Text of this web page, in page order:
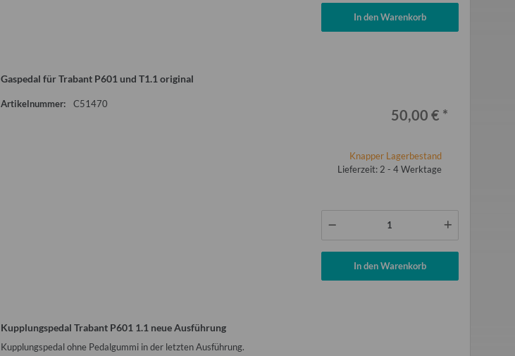
In den Warenkorb
Gaspedal für Trabant P601 und T1.1 original
Artikelnummer: C51470
50,00 € *
Knapper Lagerbestand
Lieferzeit: 2 - 4 Werktage
In den Warenkorb
Kupplungspedal Trabant P601 1.1 neue Ausführung
Kupplungspedal ohne Pedalgummi in der letzten Ausführung.